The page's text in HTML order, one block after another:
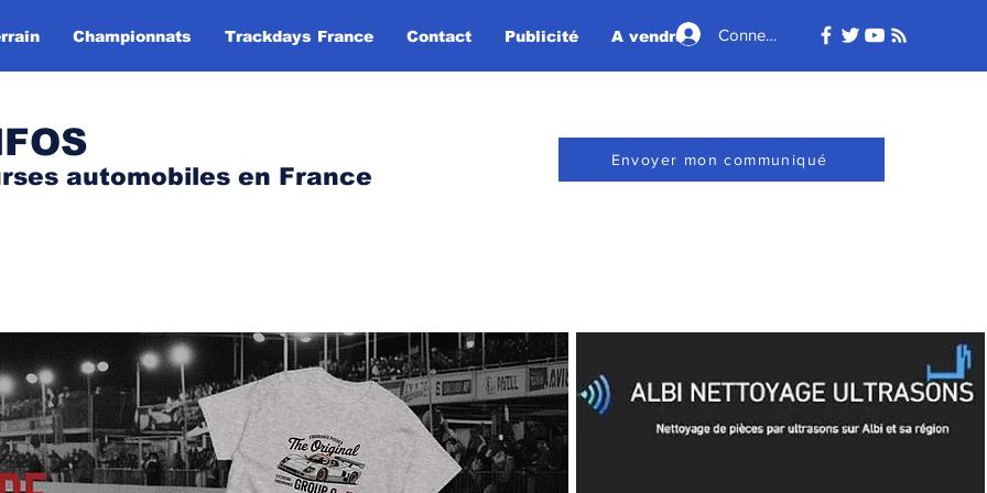
Championnats Trackdays France Contact Publicité A vendre - A louer
Connexion
automobiles en France
Envoyer mon communiqué